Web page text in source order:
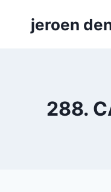
jeroen
288.